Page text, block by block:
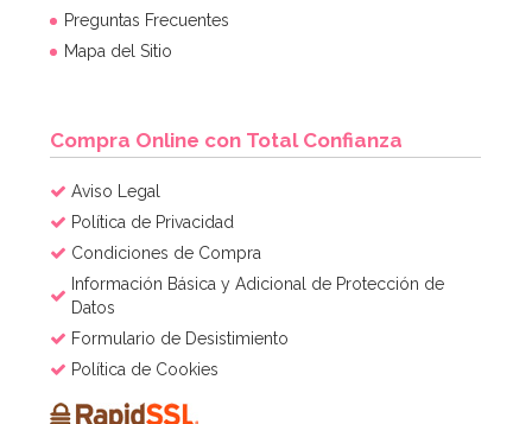
Preguntas Frecuentes
Mapa del Sitio
Compra Online con Total Confianza
Aviso Legal
Política de Privacidad
Condiciones de Compra
Información Básica y Adicional de Protección de
Datos
Formulario de Desistimiento
Política de Cookies